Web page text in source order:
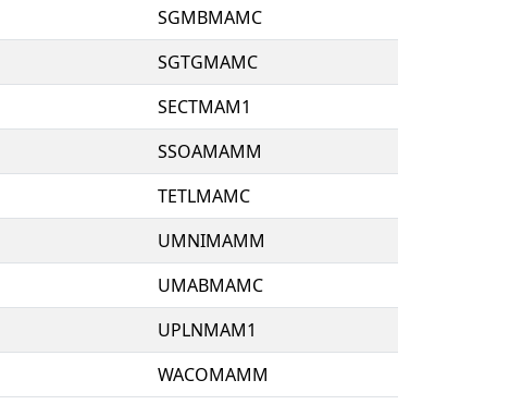
SGMBMAMC
SGTGMAMC
SECTMAM1
SSOAMAMM
TETLMAMC
UMNIMAMM
UMABMAMC
UPLNMAM1
WACOMAMM